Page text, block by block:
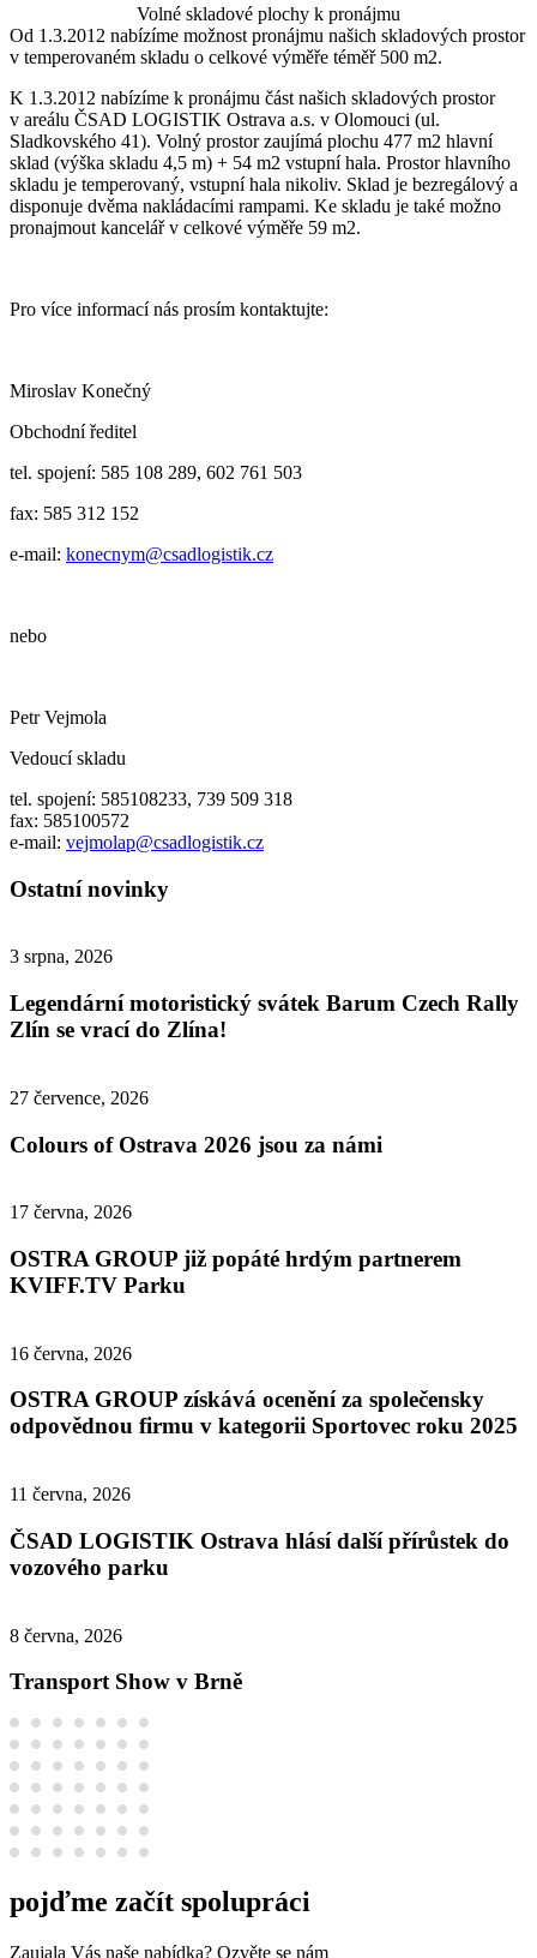
Volné skladové plochy k pronájmu
Od 1.3.2012 nabízíme možnost pronájmu našich skladových prostor
v temperovaném skladu o celkové výměře téměř 500 m2.
K 1.3.2012 nabízíme k pronájmu část našich skladových prostor
v areálu ČSAD LOGISTIK Ostrava a.s. v Olomouci (ul.
Sladkovského 41). Volný prostor zaujímá plochu 477 m2 hlavní
sklad (výška skladu 4,5 m) + 54 m2 vstupní hala. Prostor hlavního
skladu je temperovaný, vstupní hala nikoliv. Sklad je bezregálový a
disponuje dvěma nakládacími rampami. Ke skladu je také možno
pronajmout kancelář v celkové výměře 59 m2.
Pro více informací nás prosím kontaktujte:
Miroslav Konečný
Obchodní ředitel
tel. spojení: 585 108 289, 602 761 503
fax: 585 312 152
e-mail: konecnym@csadlogistik.cz
nebo
Petr Vejmola
Vedoucí skladu
tel. spojení: 585108233, 739 509 318
fax: 585100572
e-mail: vejmolap@csadlogistik.cz
Ostatní novinky
3 srpna, 2026
Legendární motoristický svátek Barum Czech Rally
Zlín se vrací do Zlína!
27 července, 2026
Colours of Ostrava 2026 jsou za námi
17 června, 2026
OSTRA GROUP již popáté hrdým partnerem
KVIFF.TV Parku
16 června, 2026
OSTRA GROUP získává ocenění za společensky
odpovědnou firmu v kategorii Sportovec roku 2025
11 června, 2026
ČSAD LOGISTIK Ostrava hlásí další přírůstek do
vozového parku
8 června, 2026
Transport Show v Brně
pojďme začít spolupráci
Zaujala Vás naše nabídka? Ozvěte se nám